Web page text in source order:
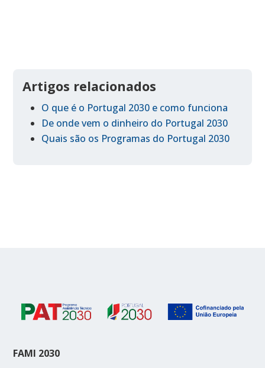
Artigos relacionados
O que é o Portugal 2030 e como funciona
De onde vem o dinheiro do Portugal 2030
Quais são os Programas do Portugal 2030
FAMI 2030